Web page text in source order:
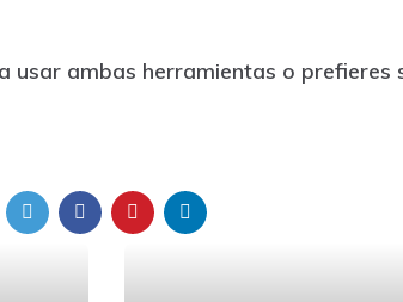
usar ambas herramientas o prefieres